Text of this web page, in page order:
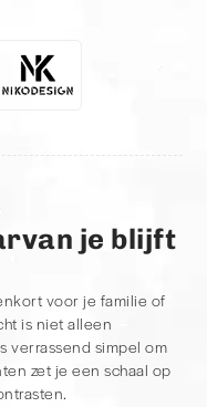
je blijft
voor je familie of
is niet alleen
verrassend simpel om
zet je een schaal op